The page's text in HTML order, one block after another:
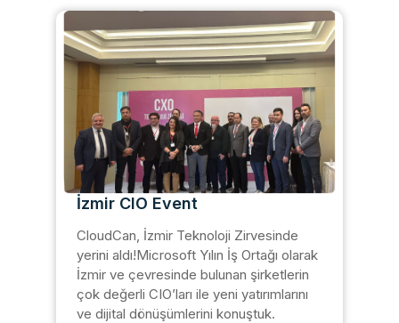
İzmir CIO Event
CloudCan, İzmir Teknoloji Zirvesinde
yerini aldı!Microsoft Yılın İş Ortağı olarak
İzmir ve çevresinde bulunan şirketlerin
çok değerli CIO’ları ile yeni yatırımlarını
ve dijital dönüşümlerini konuştuk.